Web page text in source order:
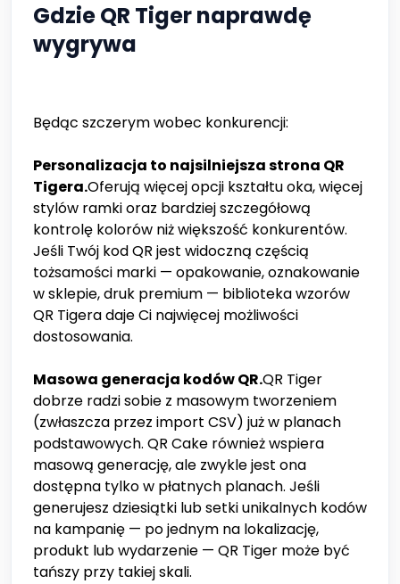
Gdzie QR Tiger naprawdę
wygrywa
Będąc szczerym wobec konkurencji:
Personalizacja to najsilniejsza strona QR
Tigera.Oferują więcej opcji kształtu oka, więcej
stylów ramki oraz bardziej szczegółową
kontrolę kolorów niż większość konkurentów.
Jeśli Twój kod QR jest widoczną częścią
tożsamości marki — opakowanie, oznakowanie
w sklepie, druk premium — biblioteka wzorów
QR Tigera daje Ci najwięcej możliwości
dostosowania.
Masowa generacja kodów QR.QR Tiger
dobrze radzi sobie z masowym tworzeniem
(zwłaszcza przez import CSV) już w planach
podstawowych. QR Cake również wspiera
masową generację, ale zwykle jest ona
dostępna tylko w płatnych planach. Jeśli
generujesz dziesiątki lub setki unikalnych kodów
na kampanię — po jednym na lokalizację,
produkt lub wydarzenie — QR Tiger może być
tańszy przy takiej skali.